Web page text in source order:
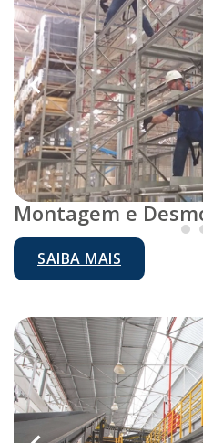
Montagem e
SAIBA MAIS